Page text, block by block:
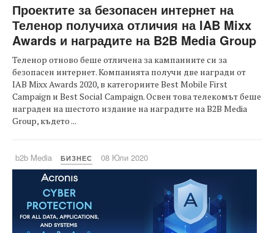
Проектите за безопасен интернет на
Теленор получиха отличия на IAB Mixx
Awards и наградите на B2B Media Group
Теленор отново беше отличена за кампаниите си за
безопасен интернет. Компанията получи две награди от
IAB Mixx Awards 2020, в категориите Best Mobile First
Campaign и Best Social Campaign. Освен това телекомът беше
награден на шестото издание на наградите на B2B Media
Group, където ...
b2b Media БИЗНЕС 08 Юли 2020